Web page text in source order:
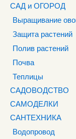
САД и ОГОРОД
Выращивание
Защита растений
Полив растений
Почва
Теплицы
САДОВОДСТВО
САМОДЕЛКИ
САНТЕХНИКА
Водопровод